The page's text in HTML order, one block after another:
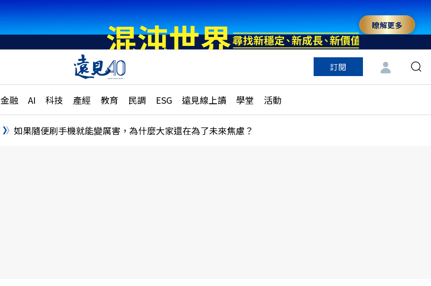
瞭解更多
訂閱
金融 AI 科技 產經 教育 民調 ESG 遠見線上讀 學堂 活動
國際
特輯
大學升學、職涯攻略
縣市施政調查全解析
更多訂閱方案
特色頻道
如果隨便刷手機就能變厲害，為什麼大家還在為了未來焦慮？